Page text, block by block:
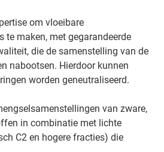
om vloeibare
te maken, met gegarandeerde
die de samenstelling van de
nabootsen. Hierdoor kunnen
worden geneutraliseerd.
van zware,
in combinatie met lichte
C2 en hogere fracties) die